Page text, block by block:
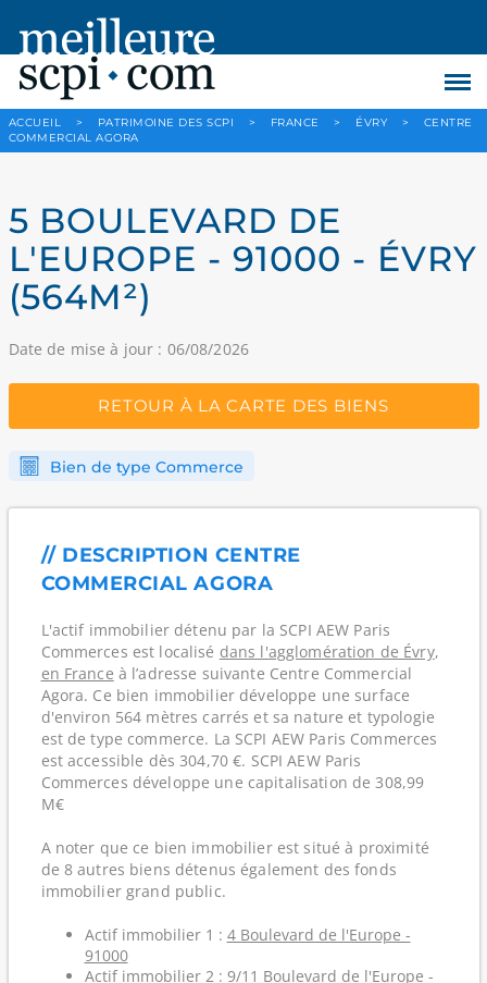
ACCUEIL > PATRIMOINE DES SCPI > FRANCE > ÉVRY >
CENTRE
COMMERCIAL AGORA
5 BOULEVARD DE
L'EUROPE - 91000 - ÉVRY
(564M²)
Date de mise à jour : 06/08/2026
RETOUR À LA CARTE DES BIENS
Bien de type Commerce
// DESCRIPTION CENTRE
COMMERCIAL AGORA
L'actif immobilier détenu par la SCPI AEW Paris
Commerces est localisé dans l'agglomération de Évry,
en France à l’adresse suivante Centre Commercial
Agora. Ce bien immobilier développe une surface
d'environ 564 mètres carrés et sa nature et typologie
est de type commerce. La SCPI AEW Paris Commerces
est accessible dès 304,70 €. SCPI AEW Paris
Commerces développe une capitalisation de 308,99
M€
A noter que ce bien immobilier est situé à proximité
de 8 autres biens détenus également des fonds
immobilier grand public.
Actif immobilier 1 : 4 Boulevard de l'Europe -
91000
Actif immobilier 2 : 9/11 Boulevard de l'Europe -